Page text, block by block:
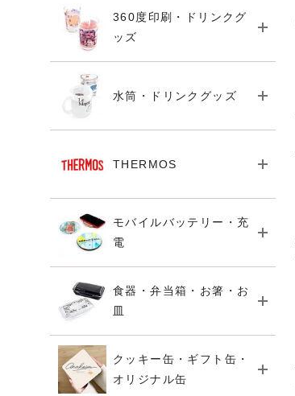
360度印刷・ドリンクグ
ッズ
水筒・ドリンクグッズ
THERMOS
モバイルバッテリー・充
電
食器・弁当箱・お箸・お
皿
クッキー缶・ギフト缶・
オリジナル缶